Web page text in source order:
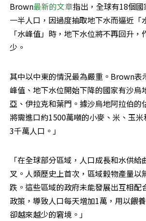
Brown最新的文章指出，全球有18個
一半人口，因過度抽取地下水而逼近「
「水峰值」時，地下水位將不再回升
少。
其中以中東的情況最為嚴重。Brown表
峰值、地下水位開始下降的國家有沙烏
亞、伊拉克和葉門。據沙烏地阿拉伯的
將需進口約1500萬噸的小麥、米、玉
3千萬人口。」
「在全球部分區域，人口成長和水供
叉。人類歷史上首次，區域榖物產量以
跌。這些區域的政府未能發展出互相配
政策，導致人口每天增加1萬，用以餵
卻越來越少的窘境。」